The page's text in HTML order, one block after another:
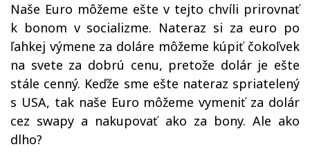
Naše Euro môžeme ešte v tejto chvíli prirovnať
k bonom v socializme. Nateraz si za euro po
ľahkej výmene za doláre môžeme kúpiť čokoľvek
na svete za dobrú cenu, pretože dolár je ešte
stále cenný. Keďže sme ešte nateraz spriatelený
s USA, tak naše Euro môžeme vymeniť za dolár
cez swapy a nakupovať ako za bony. Ale ako
dlho?